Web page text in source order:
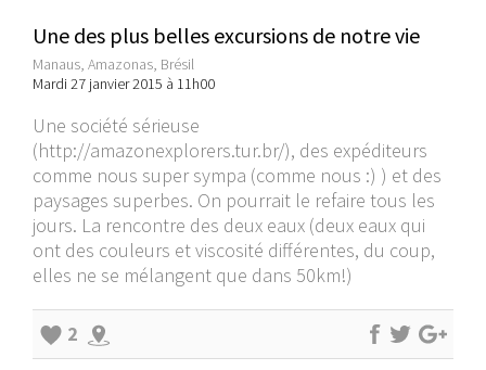
Une des plus belles excursions de notre vie
Manaus, Amazonas, Brésil
Mardi 27 janvier 2015 à 11h00
Une société sérieuse
(http://amazonexplorers.tur.br/), des expéditeurs
comme nous super sympa (comme nous :) ) et des
paysages superbes. On pourrait le refaire tous les
jours. La rencontre des deux eaux (deux eaux qui
ont des couleurs et viscosité différentes, du coup,
elles ne se mélangent que dans 50km!)
2